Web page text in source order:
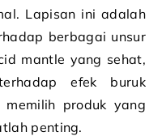
Lapisan ini adalah
berbagai unsur
mantle yang sehat,
efek buruk
memilih produk yang
penting.